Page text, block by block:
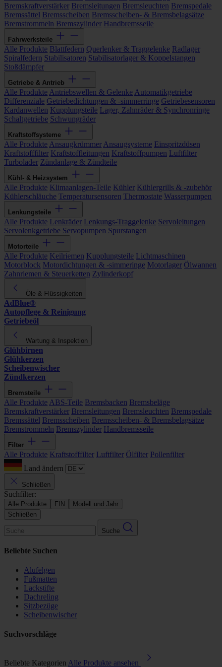
Bremskraftverstärker Bremsleitungen Bremsleuchten Bremspedale
Bremssättel Bremsscheiben Bremsscheiben- & Bremsbelagsätze
Bremstrommeln Bremszylinder Handbremsseile
Fahrwerksteile
Alle Produkte Blattfedern Querlenker & Traggelenke Radlager
Spiralfedern Stabilisatoren Stabilisatorlager & Koppelstangen
Stoßdämpfer
Getriebe & Antrieb
Alle Produkte Antriebswellen & Gelenke Automatikgetriebe
Differenziale Getriebedichtungen & -simmerringe Getriebesensoren
Kardanwellen Kupplungsteile Lager, Zahnräder & Synchronringe
Schaltgetriebe Schwungräder
Kraftstoffsysteme
Alle Produkte Ansaugkrümmer Ansaugsysteme Einspritzdüsen
Kraftstofffilter Kraftstoffleitungen Kraftstoffpumpen Luftfilter
Turbolader Zündanlage & Zündteile
Kühl- & Heizsystem
Alle Produkte Klimaanlagen-Teile Kühler Kühlergrills & -zubehör
Kühlerschläuche Temperatursensoren Thermostate Wasserpumpen
Lenkungsteile
Alle Produkte Lenkräder Lenkungs-Traggelenke Servoleitungen
Servolenkgetriebe Servopumpen Spurstangen
Motorteile
Alle Produkte Keilriemen Kupplungsteile Lichtmaschinen
Motorblock Motordichtungen & -simmeringe Motorlager Ölwannen
Zahnriemen & Steuerketten Zylinderkopf
Öle & Flüssigkeiten
AdBlue®
Autopflege & Reinigung
Getriebeöl
Wartung & Inspektion
Glühbirnen
Glühkerzen
Scheibenwischer
Zündkerzen
Bremsteile
Alle Produkte ABS-Teile Bremsbacken Bremsbeläge
Bremskraftverstärker Bremsleitungen Bremsleuchten Bremspedale
Bremssättel Bremsscheiben Bremsscheiben- & Bremsbelagsätze
Bremstrommeln Bremszylinder Handbremsseile
Filter
Alle Produkte Kraftstofffilter Luftfilter Ölfilter Pollenfilter
Land ändern
Schließen
Suchfilter:
Alle Produkte FIN
Modell und Jahr
Schließen
Suche
Beliebte Suchen
Alufelgen
Fußmatten
Lackstifte
Dachreling
Sitzbezüge
Scheibenwischer
Suchvorschläge
Beliebte Kategorien Alle Produkte ansehen